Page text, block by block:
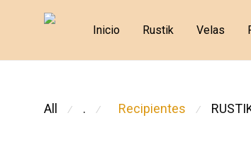
Inicio Rustik Velas
All ⁄ . ⁄ Recipientes ⁄